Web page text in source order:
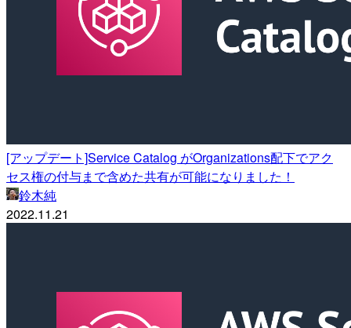
[アップデート]Service Catalog がOrganizations配下でアク
セス権の付与まで含めた共有が可能になりました！
鈴木純
2022.11.21